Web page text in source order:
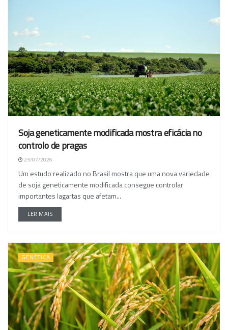
Soja geneticamente modificada mostra eficácia no
controlo de pragas
23/07/2026
Um estudo realizado no Brasil mostra que uma nova variedade
de soja geneticamente modificada consegue controlar
importantes lagartas que afetam...
LER MAIS
GENÉTICA